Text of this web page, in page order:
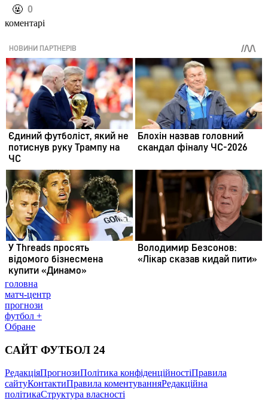
️🤬 0
коментарі
головна
матч-центр
прогнози
футбол +
Обране
САЙТ ФУТБОЛ 24
РедакціяПрогнозиПолітика конфіденційностіПравила
сайтуКонтактиПравила коментуванняРедакційна
політикаСтруктура власності